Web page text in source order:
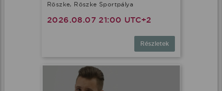
Röszke, Röszke Sportpálya
2026.08.07 21:00 UTC+2
Részletek